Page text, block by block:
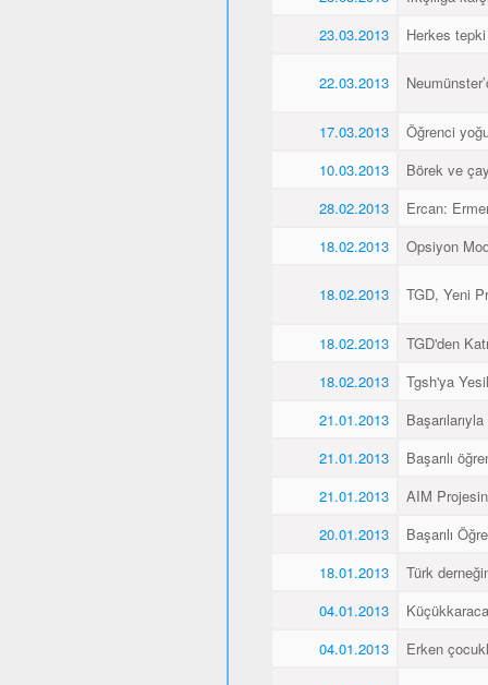
23.03.2013
Herkes
22.03.2013
17.03.2013
Öğrenci
10.03.2013
Börek ve
28.02.2013
Ercan:
18.02.2013
Opsiyon
18.02.2013 TGD, Yeni
18.02.2013
TGD'den
18.02.2013
Tgsh'ya
21.01.2013
21.01.2013
Başarılı
21.01.2013
AIM
20.01.2013
Başarılı
18.01.2013
Türk
04.01.2013
04.01.2013
Erken